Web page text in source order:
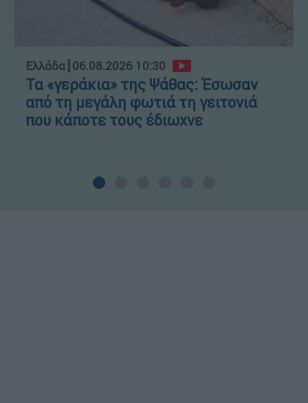
Ελλάδα┋06.08.2026 10:30
Τα «γεράκια» της Ψάθας: Έσωσαν
από τη μεγάλη φωτιά τη γειτονιά
που κάποτε τους έδιωχνε